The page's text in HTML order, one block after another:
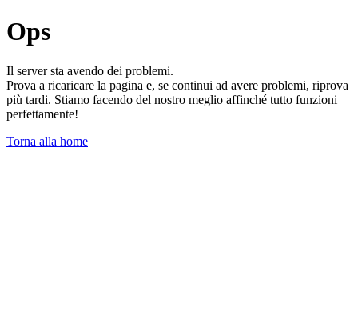
Ops
Il server sta avendo dei problemi.
Prova a ricaricare la pagina e, se continui ad avere problemi, riprova
più tardi. Stiamo facendo del nostro meglio affinché tutto funzioni
perfettamente!
Torna alla home